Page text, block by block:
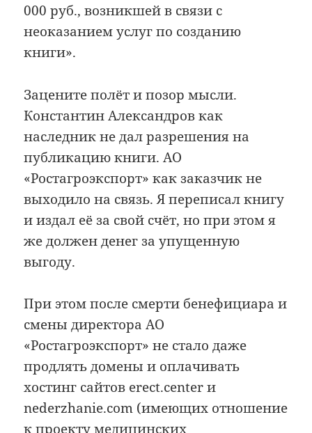
000 руб., возникшей в связи с
неоказанием услуг по созданию
книги».
Зацените полёт и позор мысли.
Константин Александров как
наследник не дал разрешения на
публикацию книги. АО
«Ростагроэкспорт» как заказчик не
выходило на связь. Я переписал книгу
и издал её за свой счёт, но при этом я
же должен денег за упущенную
выгоду.
При этом после смерти бенефициара и
смены директора АО
«Ростагроэкспорт» не стало даже
продлять домены и оплачивать
хостинг сайтов erect.center и
nederzhanie.com (имеющих отношение
к проекту медицинских